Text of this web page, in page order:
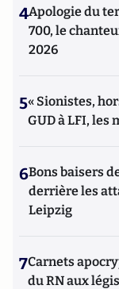
4Apologie du
700, le
2026
5« Sionistes,
GUD à LFI, les
6Bons baisers
derrière les
Leipzig
7Carnets
du RN aux